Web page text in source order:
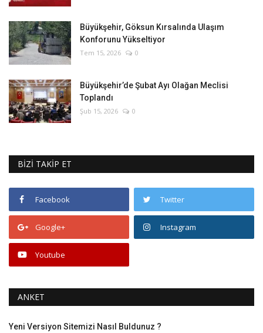
Büyükşehir, Göksun Kırsalında Ulaşım
Konforunu Yükseltiyor
Tem 15, 2026 0
Büyükşehir’de Şubat Ayı Olağan Meclisi
Toplandı
Şub 15, 2026 0
BİZİ TAKİP ET
Facebook Twitter
Google+ Instagram
Youtube
ANKET
Yeni Versiyon Sitemizi Nasıl Buldunuz ?